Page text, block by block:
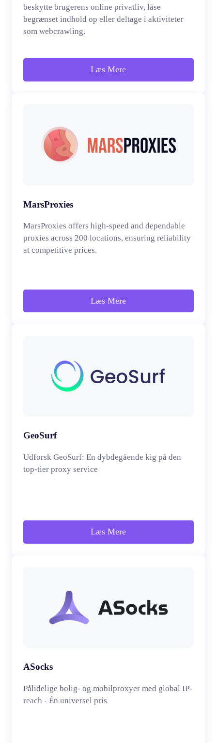
beskytte brugerens online privatliv, låse
begrænset indhold op eller deltage i aktiviteter
som webcrawling.
Læs Mere
MarsProxies
MarsProxies offers high-speed and dependable
proxies across 200 locations, ensuring reliability
at competitive prices.
Læs Mere
GeoSurf
Udforsk GeoSurf: En dybdegående kig på den
top-tier proxy service
Læs Mere
ASocks
Pålidelige bolig- og mobilproxyer med global IP-
reach - Én universel pris